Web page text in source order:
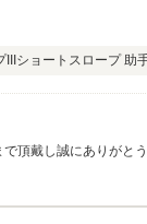
ョートスロープ 助
も安心してお乗りいただけるよ